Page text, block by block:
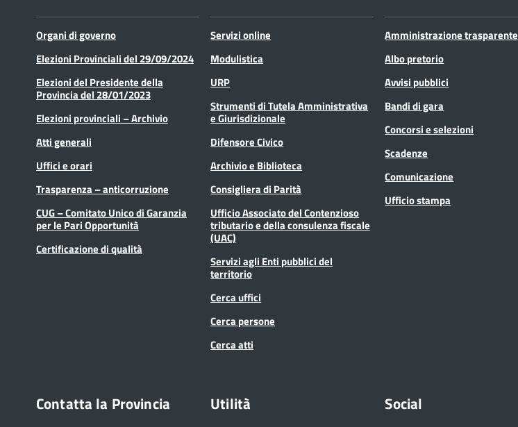
Organi di governo
Elezioni Provinciali del 29/09/2024
Elezioni del Presidente della
Provincia del 28/01/2023
Elezioni provinciali – Archivio
Atti generali
Uffici e orari
Trasparenza – anticorruzione
CUG – Comitato Unico di Garanzia
per le Pari Opportunità
Certificazione di qualità
Servizi online
Modulistica
URP
Strumenti di Tutela Amministrativa
e Giurisdizionale
Difensore Civico
Archivio e Biblioteca
Consigliera di Parità
Ufficio Associato del Contenzioso
tributario e della consulenza fiscale
(UAC)
Servizi agli Enti pubblici del
territorio
Cerca uffici
Cerca persone
Cerca atti
Amministrazione trasparente
Albo pretorio
Avvisi pubblici
Bandi di gara
Concorsi e selezioni
Scadenze
Comunicazione
Ufficio stampa
Contatta la Provincia Utilità Social